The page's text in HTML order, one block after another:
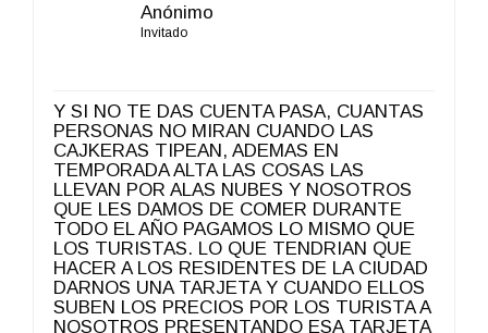
Anónimo
Invitado
Y SI NO TE DAS CUENTA PASA, CUANTAS
PERSONAS NO MIRAN CUANDO LAS
CAJKERAS TIPEAN, ADEMAS EN
TEMPORADA ALTA LAS COSAS LAS
LLEVAN POR ALAS NUBES Y NOSOTROS
QUE LES DAMOS DE COMER DURANTE
TODO EL AÑO PAGAMOS LO MISMO QUE
LOS TURISTAS. LO QUE TENDRIAN QUE
HACER A LOS RESIDENTES DE LA CIUDAD
DARNOS UNA TARJETA Y CUANDO ELLOS
SUBEN LOS PRECIOS POR LOS TURISTA A
NOSOTROS PRESENTANDO ESA TARJETA